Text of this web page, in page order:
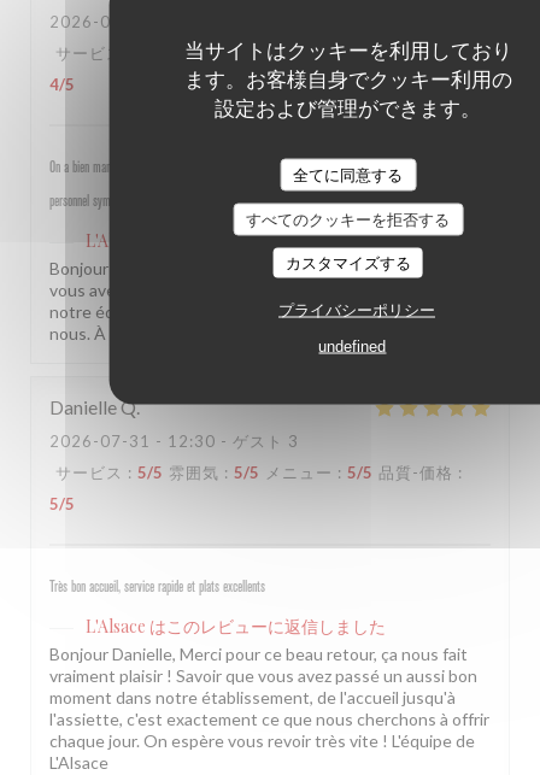
当サイトはクッキーを利用しており
ます。お客様自身でクッキー利用の
設定および管理ができます。
全てに同意する
すべてのクッキーを拒否する
カスタマイズする
プライバシーポリシー
undefined
2026-07-30
サービス
雰囲気: 5 /5 メニュー: 4/5 品質-価格:
4/5
On a bien mangé, bon rapport qualité prix pour les champs, très bel emplacement, peu d attente,
personnel sympathique et efficace.
L'Alsace
はこのレビューに返信しました
Bonjour Isabelle, Merci pour ce beau retour ! Savoir que
vous avez passé un bon moment près des Champs et que
notre équipe a été à la hauteur, c'est une vraie fierté pour
nous. À très bientôt ! L'équipe de L'Alsace
DanielleQ
2026-07-31 - 12:30 - ゲスト 3
サービス : 5/5 雰囲気 : 5/5 メニュー : 5/5 品質-価格 :
5/5
Très bon accueil, service rapide et plats excellents
L'Alsace はこのレビューに返信しました
Bonjour Danielle, Merci pour ce beau retour, ça nous fait
vraiment plaisir ! Savoir que vous avez passé un aussi bon
moment dans notre établissement, de l'accueil jusqu'à
l'assiette, c'est exactement ce que nous cherchons à offrir
chaque jour. On espère vous revoir très vite ! L'équipe de
L'Alsace